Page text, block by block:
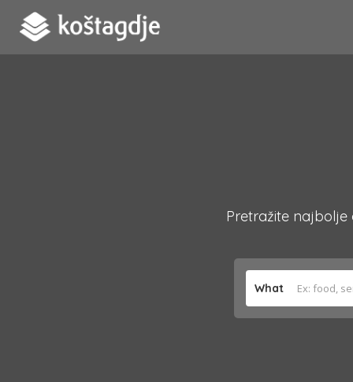
Pretražite najbolje
What